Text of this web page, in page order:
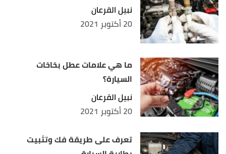
نبيل القرعان
20 أكتوبر 2021
ما هي علامات عطل بخاخات
السيارة؟
نبيل القرعان
20 أكتوبر 2021
تعرف على طريقة فك وتثبيت